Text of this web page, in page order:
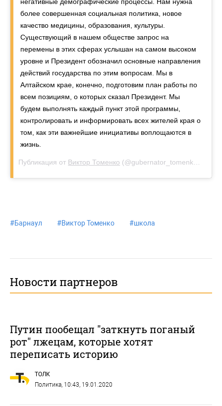
негативные демографические процессы. Нам нужна
более совершенная социальная политика, новое
качество медицины, образования, культуры.
Существующий в нашем обществе запрос на
перемены в этих сферах услышан на самом высоком
уровне и Президент обозначил основные направления
действий государства по этим вопросам. Мы в
Алтайском крае, конечно, подготовим план работы по
всем позициям, о которых сказал Президент. Мы
будем выполнять каждый пункт этой программы,
контролировать и информировать всех жителей края о
том, как эти важнейшие инициативы воплощаются в
жизнь.
Публикация от Виктор Томенко (@gubernator_tomenko)
#Барнаул #Виктор Томенко #школа
Новости партнеров
Путин пообещал "заткнуть поганый
рот" лжецам, которые хотят
переписать историю
ТОЛК
Политика, 10:43, 19.01.2020